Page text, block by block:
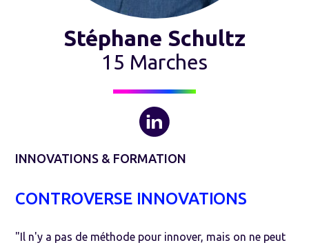
Stéphane Schultz
15 Marches
INNOVATIONS & FORMATION
CONTROVERSE INNOVATIONS
"Il n'y a pas de méthode pour innover, mais on ne peut